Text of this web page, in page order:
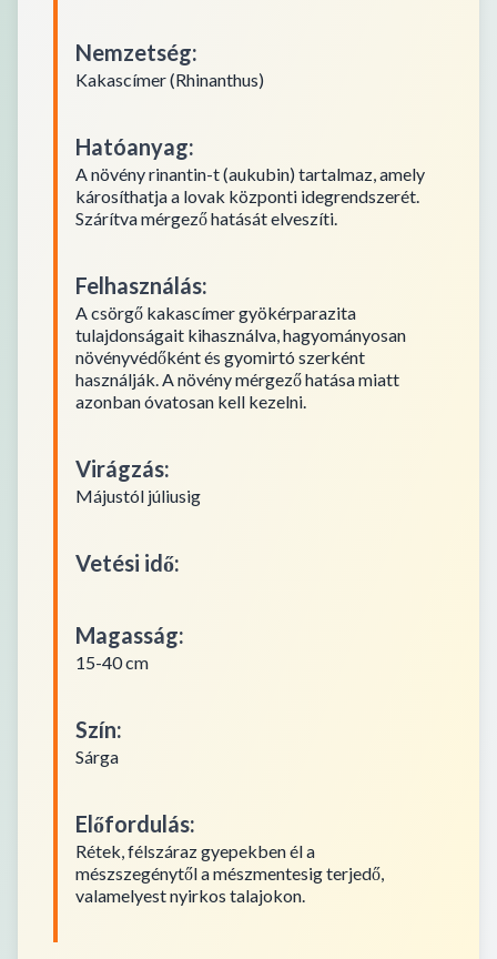
Nemzetség:
Kakascímer (Rhinanthus)
Hatóanyag:
A növény rinantin-t (aukubin) tartalmaz, amely
károsíthatja a lovak központi idegrendszerét.
Szárítva mérgező hatását elveszíti.
Felhasználás:
A csörgő kakascímer gyökérparazita
tulajdonságait kihasználva, hagyományosan
növényvédőként és gyomirtó szerként
használják. A növény mérgező hatása miatt
azonban óvatosan kell kezelni.
Virágzás:
Májustól júliusig
Vetési idő:
Magasság:
15-40 cm
Szín:
Sárga
Előfordulás:
Rétek, félszáraz gyepekben él a
mészszegénytől a mészmentesig terjedő,
valamelyest nyirkos talajokon.